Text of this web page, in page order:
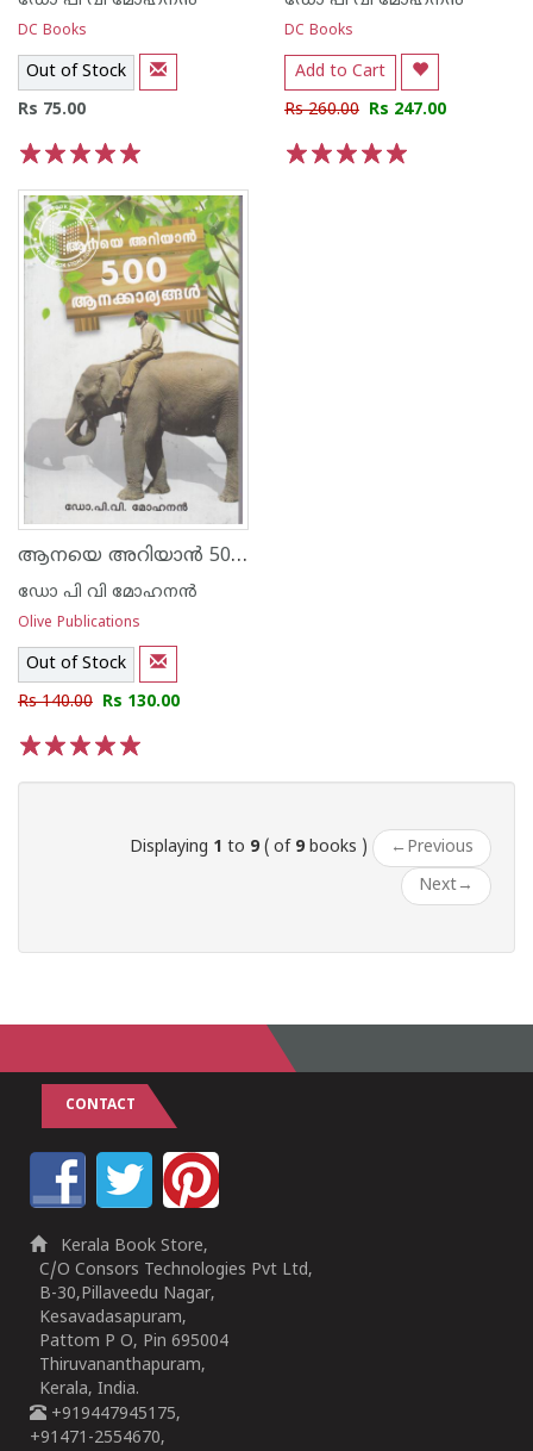
DC Books
Out of Stock
Rs 75.00
DC Books
Add to Cart
Rs 260.00 Rs 247.00
ആനയെ അറിയാ‌ന്‍ 500 കാര്യങ്ങള്‍
ഡോ പി വി മോഹനന്‍
Olive Publications
Out of Stock
Rs 140.00 Rs 130.00
Displaying 1 to 9 ( of 9 books ) ← Previous
Next→
CONTACT
Kerala Book Store,
C/O Consors Technologies Pvt Ltd,
B-30,Pillaveedu Nagar,
Kesavadasapuram,
Pattom P O, Pin 695004
Thiruvananthapuram,
Kerala, India.
+919447945175,
+91471-2554670,